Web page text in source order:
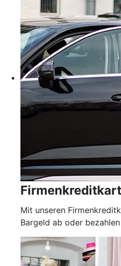
Mit unseren
Bargeld ab oder